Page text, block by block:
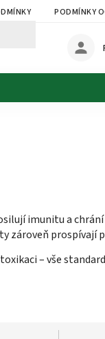
PODMÍNKY
imunitu a
zároveň prospívají
– vše